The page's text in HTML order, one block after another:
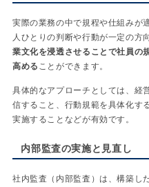
実際の業務の中で規程や仕組みが
人ひとりの判断や行動が一定の方
業文化を浸透させることで社員の
高める ことができます。
具体的なアプローチとしては、経
信すること、行動規範を具体化す
実施することなどが有効です。
内部監査の実施と見直し
社内監査（内部監査）は、構築し